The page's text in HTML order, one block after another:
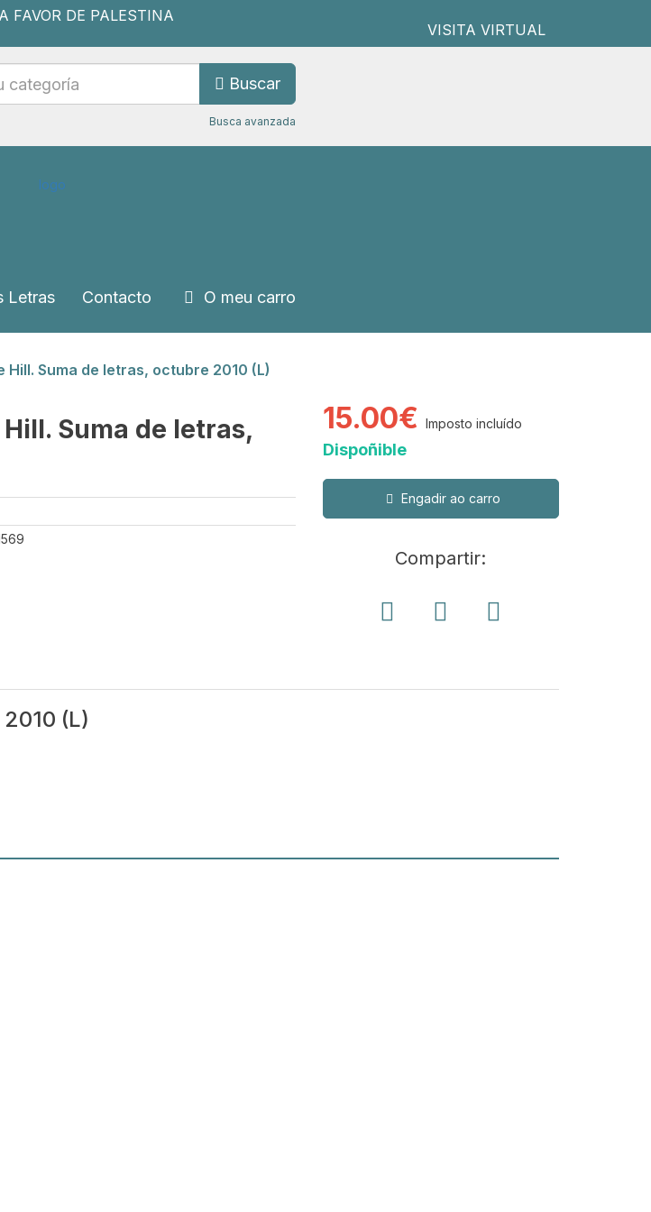
VISITA VIRTUAL
Buscar
Busca avanzada
Letras Contacto O meu carro
Hill. Suma de letras, octubre 2010 (L)
Suma de letras,
15.00€ Imposto incluído
Dispoñible
Engadir ao carro
Compartir:
(L)